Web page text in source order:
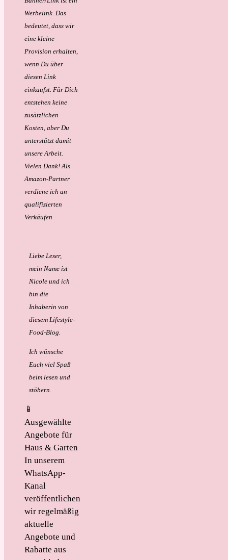
Werbelink. Das
bedeutet, dass wir
eine kleine
Provision erhalten,
wenn Du über
diesen Link
einkaufst. Für Dich
entstehen keine
zusätzlichen
Kosten, aber Du
unterstützt damit
unsere Arbeit.
Vielen Dank! Als
Amazon-Partner
verdiene ich an
qualifizierten
Verkäufen
Liebe Leser,
mein Name ist
Nicole und ich
bin die
Inhaberin von
diesem Lifestyle-
Food-Blog.
Ich wünsche
Euch viel Spaß
beim lesen und
stöbern.
📱
Ausgewählte
Angebote für
Haus & Garten
In unserem
WhatsApp-
Kanal
veröffentlichen
wir regelmäßig
aktuelle
Angebote und
Rabatte aus